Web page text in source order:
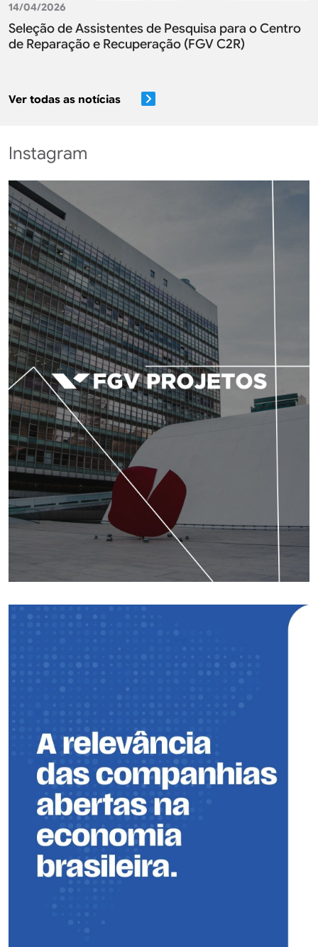
14/04/2026
Seleção de Assistentes de Pesquisa para o Centro
de Reparação e Recuperação (FGV C2R)
Ver todas as notícias
Instagram